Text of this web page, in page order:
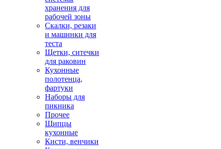
хранения для
рабочей зоны
Скалки, резаки
и машинки для
теста
Щетки, ситечки
для раковин
Кухонные
полотенца,
фартуки
Наборы для
пикника
Прочее
Щипцы
кухонные
Кисти, венчики